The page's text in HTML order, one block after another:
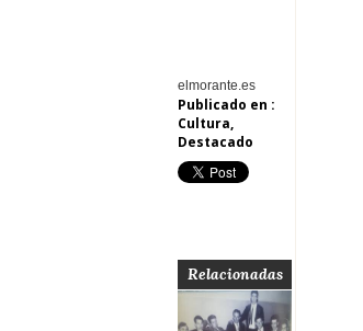
elmorante.es
Publicado en :
Cultura,
Destacado
Relacionadas